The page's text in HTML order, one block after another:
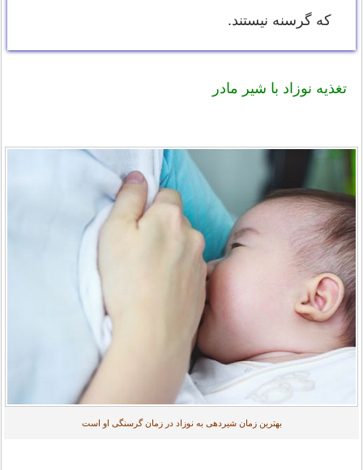
که گرسنه نیستند.
تغذیه نوزاد با شیر مادر
بهترین زمان شیردهی به نوزاد در زمان گرسنگی او است